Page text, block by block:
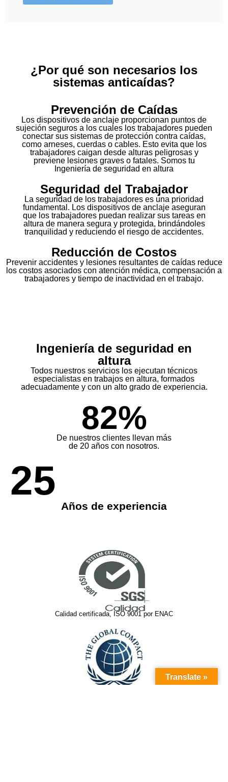
¿Por qué son necesarios los
sistemas anticaídas?
Prevención de Caídas
Los dispositivos de anclaje proporcionan puntos de
sujeción seguros a los cuales los trabajadores pueden
conectar sus sistemas de protección contra caídas,
como arneses, cuerdas o cables. Esto evita que los
trabajadores caigan desde alturas peligrosas y
previene lesiones graves o fatales. Somos tu
Ingeniería de seguridad en altura
Seguridad del Trabajador
La seguridad de los trabajadores es una prioridad
fundamental. Los dispositivos de anclaje aseguran
que los trabajadores puedan realizar sus tareas en
altura de manera segura y protegida, brindándoles
tranquilidad y reduciendo el riesgo de accidentes.
Reducción de Costos
Prevenir accidentes y lesiones resultantes de caídas reduce
los costos asociados con atención médica, compensación a
trabajadores y tiempo de inactividad en el trabajo.
Ingeniería de seguridad en
altura
Todos nuestros servicios los ejecutan técnicos
especialistas en trabajos en altura, formados
adecuadamente y con un alto grado de experiencia.
82%
De nuestros clientes llevan más
de 20 años con nosotros.
25
Años de experiencia
Calidad certificada, ISO 9001 por ENAC
Translate »